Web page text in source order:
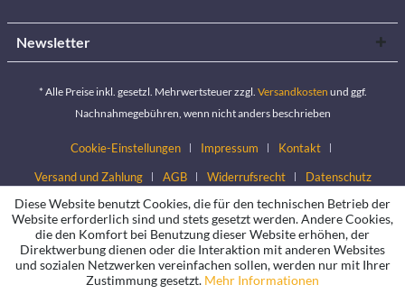
Newsletter
* Alle Preise inkl. gesetzl. Mehrwertsteuer zzgl. Versandkosten und ggf.
Nachnahmegebühren, wenn nicht anders beschrieben
Cookie-Einstellungen Impressum
Kontakt
Versand und Zahlung
AGB Widerrufsrecht Datenschutz
Diese Website benutzt Cookies, die für den technischen Betrieb der
Website erforderlich sind und stets gesetzt werden. Andere Cookies,
die den Komfort bei Benutzung dieser Website erhöhen, der
Direktwerbung dienen oder die Interaktion mit anderen Websites
und sozialen Netzwerken vereinfachen sollen, werden nur mit Ihrer
Zustimmung gesetzt. Mehr Informationen